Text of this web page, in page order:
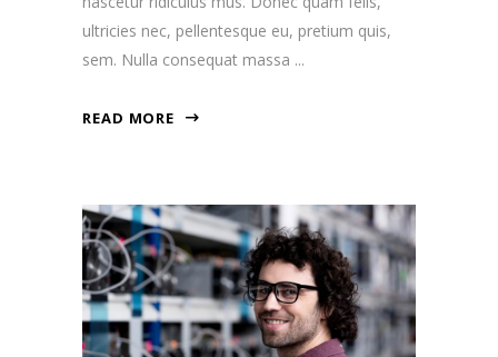
ultricies nec, pellentesque eu, pretium quis,
sem. Nulla consequat massa
READ MORE